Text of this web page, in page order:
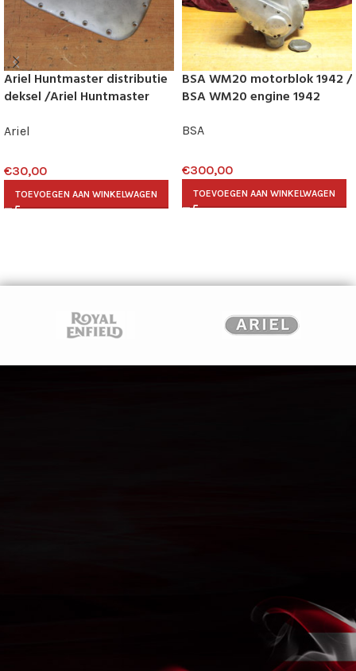
Ariel Huntmaster distributie
deksel /Ariel Huntmaster
Ariel
€30,00
TOEVOEGEN AAN WINKELWAGEN
BSA WM20 motorblok 1942 /
BSA WM20 engine 1942
BSA
€300,00
TOEVOEGEN AAN WINKELWAGEN